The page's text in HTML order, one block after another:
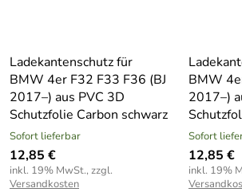
Ladekantenschutz für
BMW 4er F32 F33 F36 (BJ
2017–) aus PVC 3D
Schutzfolie Carbon schwarz
Sofort lieferbar
12,85 €
inkl. 19% MwSt., zzgl.
Versandkosten
BMW
2017–)
Sofort
12,85 €
inkl. 19%